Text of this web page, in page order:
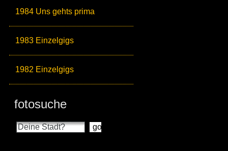
1984 Uns gehts prima
1983 Einzelgigs
1982 Einzelgigs
fotosuche